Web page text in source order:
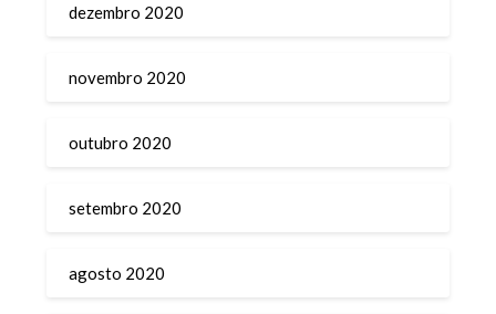
dezembro 2020
novembro 2020
outubro 2020
setembro 2020
agosto 2020